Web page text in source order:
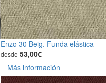
Enzo 30 Beig. Funda elástica
desde 53,00€
Más información